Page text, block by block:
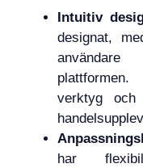
Intuitiv
designat,
verktyg
har